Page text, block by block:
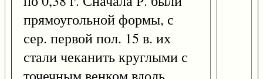
прямоугольной формы, с
сер. первой пол. 15 в. их
стали чеканить круглыми с